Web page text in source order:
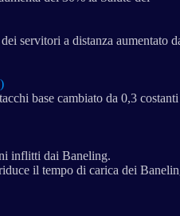
servitori a distanza aumentato
base cambiato da 0,3 costanti
inflitti dai Baneling.
il tempo di carica dei